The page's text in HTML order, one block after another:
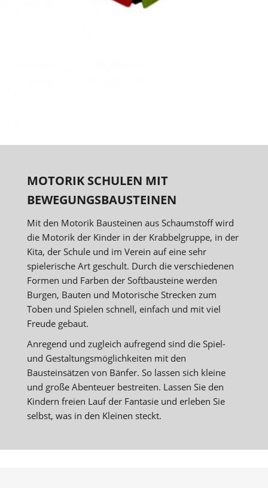
MOTORIK SCHULEN MIT
BEWEGUNGSBAUSTEINEN
Mit den Motorik Bausteinen aus Schaumstoff wird
die Motorik der Kinder in der Krabbelgruppe, in der
Kita, der Schule und im Verein auf eine sehr
spielerische Art geschult. Durch die verschiedenen
Formen und Farben der Softbausteine werden
Burgen, Bauten und Motorische Strecken zum
Toben und Spielen schnell, einfach und mit viel
Freude gebaut.
Anregend und zugleich aufregend sind die Spiel-
und Gestaltungsmöglichkeiten mit den
Bausteinsätzen von Bänfer. So lassen sich kleine
und große Abenteuer bestreiten. Lassen Sie den
Kindern freien Lauf der Fantasie und erleben Sie
selbst, was in den Kleinen steckt.